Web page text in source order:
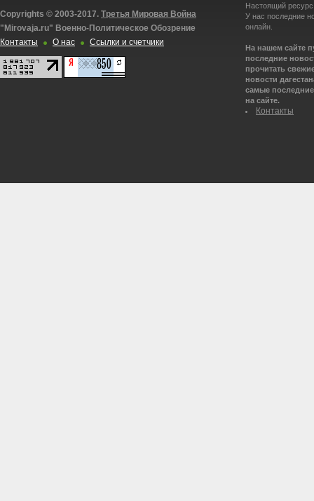
Copyrights © 2003-2017. Третья Мировая Война
"Mirovaja.ru" Военно-Политическое Обозрение
Контакты
О нас Ссылки и счетчики
Настоящий
У нас последние
онлайн.
На нашем сайте
последние
прочитать
новости
самые
на сайте.
Контакты